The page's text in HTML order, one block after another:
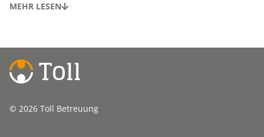
MEHR LESEN
© 2026 Toll Betreuung